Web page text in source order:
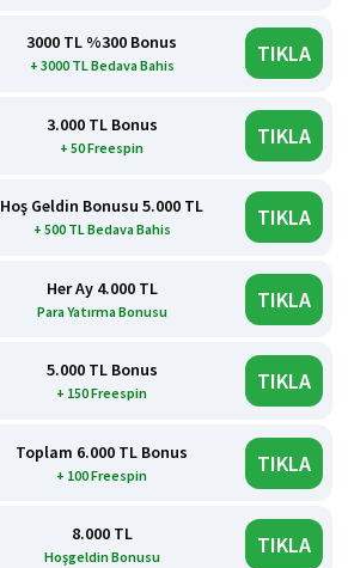
3000 TL %300 Bonus
+ 3000 TL Bedava Bahis TIKLA
3.000 TL Bonus
+ 50 Freespin TIKLA
Hoş Geldin Bonusu 5.000 TL
+ 500 TL Bedava Bahis TIKLA
Her Ay 4.000 TL
Para Yatırma Bonusu TIKLA
5.000 TL Bonus
+ 150 Freespin TIKLA
Toplam 6.000 TL Bonus
+ 100 Freespin TIKLA
8.000 TL
Hoşgeldin Bonusu TIKLA